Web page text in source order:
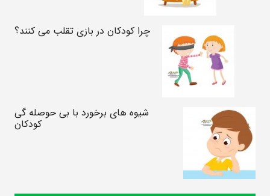
چرا کودکان در بازی تقلب می کنند؟
شیوه های برخورد با بی حوصله گی
کودکان